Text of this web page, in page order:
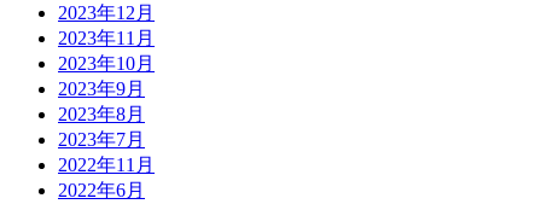
2023年12月
2023年11月
2023年10月
2023年9月
2023年8月
2023年7月
2022年11月
2022年6月